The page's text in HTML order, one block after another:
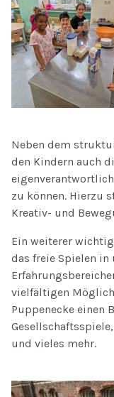
Neben dem
den Kindern auch
zu können. Hierzu
Kreativ- und
Ein weiterer
das freie Spielen
vielfältigen
Puppenecke einen
und vieles mehr.